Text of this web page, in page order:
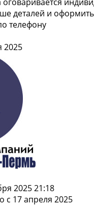
деталей и оформить
телефону
2025
2025 21:18
с 17 апреля 2025